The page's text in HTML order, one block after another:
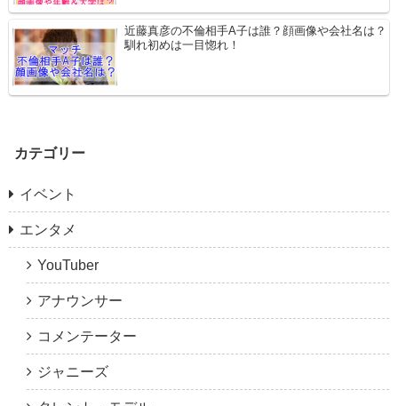
近藤真彦の不倫相手A子は誰？顔画像や会社名は？
馴れ初めは一目惚れ！
カテゴリー
イベント
エンタメ
YouTuber
アナウンサー
コメンテーター
ジャニーズ